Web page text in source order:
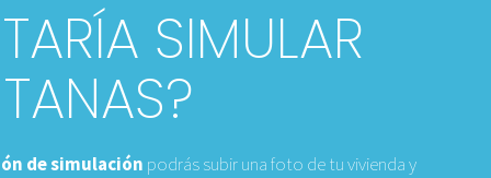
SIMULAR
de simulación podrás subir una foto de tu vivienda y